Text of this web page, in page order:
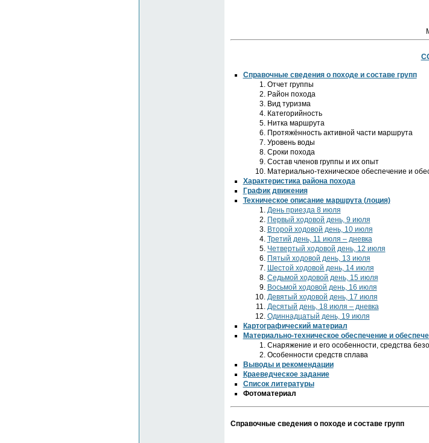
Справочные сведения о походе и составе групп
Отчет группы
Район похода
Вид туризма
Категорийность
Нитка маршрута
Протяжённость активной части маршрута
Уровень воды
Сроки похода
Состав членов группы и их опыт
Материально-техническое обеспечение и
Характеристика района похода
График движения
Техническое описание маршрута (лоция)
День приезда 8 июля
Первый ходовой день, 9 июля
Второй ходовой день, 10 июля
Третий день, 11 июля – дневка
Четвертый ходовой день, 12 июля
Пятый ходовой день, 13 июля
Шестой ходовой день, 14 июля
Седьмой ходовой день, 15 июля
Восьмой ходовой день, 16 июля
Девятый ходовой день, 17 июля
Десятый день, 18 июля – дневка
Одиннадцатый день, 19 июля
Картографический материал
Материально-техническое обеспечение и
Снаряжение и его особенности, средства
Особенности средств сплава
Выводы и рекомендации
Краеведческое задание
Список литературы
Фотоматериал
Справочные сведения о походе и составе групп